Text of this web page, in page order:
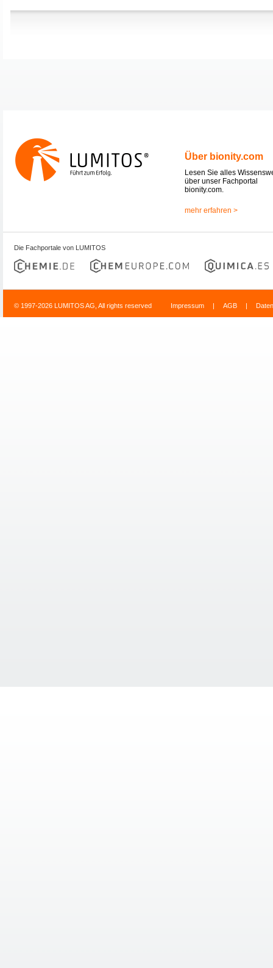
Über bionity.com
Lesen Sie alles
über unser Fachportal
bionity.com.
mehr erfahren >
Die Fachportale von LUMITOS
© 1997-2026 LUMITOS AG, All rights reserved Impressum | AGB |